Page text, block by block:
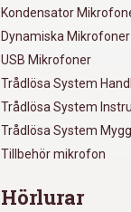
Kondensator
Dynamiska Mikrofoner
USB Mikrofoner
Trådlösa System
Trådlösa System
Trådlösa System
Tillbehör mikrofon
Hörlurar